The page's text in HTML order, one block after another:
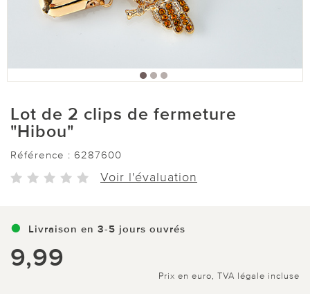
Lot de 2 clips de fermeture
"Hibou"
Référence : 6287600
Voir l'évaluation
Livraison en 3-5 jours ouvrés
9,99
Prix en euro, TVA légale incluse